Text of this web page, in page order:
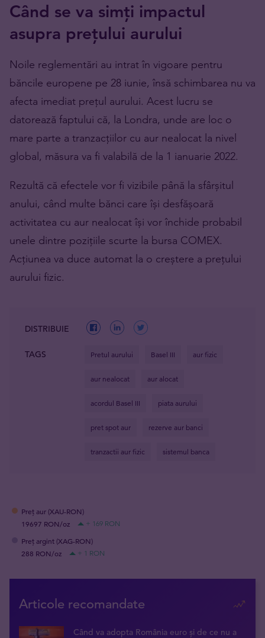
Când se va simți impactul
asupra prețului aurului
Noile reglementări au intrat în vigoare pentru
băncile europene pe 28 iunie, însă schimbarea nu va
afecta imediat prețul aurului. Acest lucru se
datorează faptului că, la Londra, unde are loc o
mare parte a tranzacțiilor cu aur nealocat la nivel
global, măsura va fi valabilă de la 1 ianuarie 2022.
Rezultă că efectele vor fi vizibile până la sfârșitul
anului, când multe bănci care își desfășoară
activitatea cu aur nealocat își vor închide probabil
unele dintre pozițiile scurte la bursa COMEX.
Acțiunea va duce automat la o creștere a prețului
aurului fizic.
DISTRIBUIE
TAGS Pretul aurului Basel III aur fizic
aur nealocat aur alocat
acordul Basel III piata aurului
pret spot aur rezerve aur banci
tranzactii aur fizic sistemul banca
Preț aur (XAU-RON)
19697 RON/oz
+ 169 RON
Preț argint (XAG-RON)
288 RON/oz
+ 1 RON
Articole recomandate
Când va adopta România euro și de ce nu a